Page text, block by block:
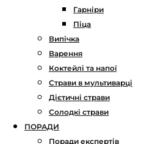
Гарніри
Піца
Випічка
Варення
Коктейлі та напої
Страви в мультиварці
Дієтичні страви
Солодкі страви
ПОРАДИ
Поради експертів